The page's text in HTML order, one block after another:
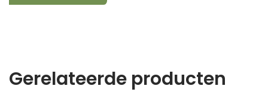
Gerelateerde producten